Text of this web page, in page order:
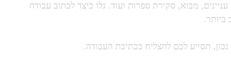
מבוא, סקירת ספרות ועוד. גלו כיצד לכתוב עבודה
ביותר.
תסייע לכם להצליח בכתיבת העבודה.